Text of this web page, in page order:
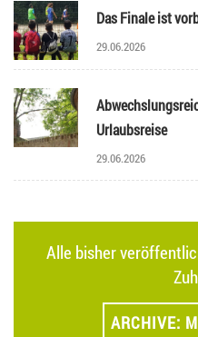
Das Finale ist
29.06.2026
Urlaubsreise
29.06.2026
Alle bisher
ARCHIVE: